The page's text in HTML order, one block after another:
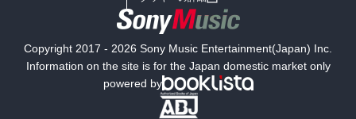
海外小説
ミステリー SF
文学
Copyright 2017 - 2026 Sony Music Entertainment(Japan) Inc.
Information on the site is for the Japan domestic market only
powered by